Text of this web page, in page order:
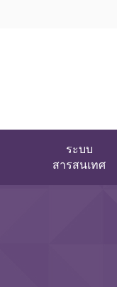
ระบบ
สารสนเทศ